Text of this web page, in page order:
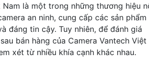
Nam là một trong những thương hiệu
an ninh, cung cấp các sản phẩm
đáng tin cậy. Tuy nhiên, để đánh giá
bán hàng của Camera Vantech Việt
xét từ nhiều khía cạnh khác nhau.